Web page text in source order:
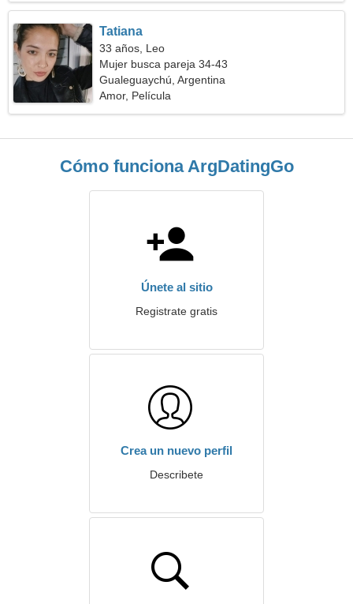
Tatiana
33 años, Leo
Mujer busca pareja 34-43
Gualeguaychú, Argentina
Amor, Película
Cómo funciona ArgDatingGo
Únete al sitio
Registrate gratis
Crea un nuevo perfil
Describete